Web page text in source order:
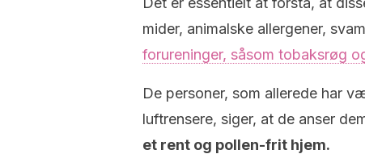
mider, animalske allergener,
forureninger, såsom tobaksrøg
De personer, som allerede har
luftrensere, siger, at de anser
et rent og pollen-frit hjem.